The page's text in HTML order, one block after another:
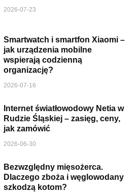
2026-07-23
Smartwatch i smartfon Xiaomi –
jak urządzenia mobilne
wspierają codzienną
organizację?
2026-07-16
Internet światłowodowy Netia w
Rudzie Śląskiej – zasięg, ceny,
jak zamówić
2026-06-30
Bezwzględny mięsożerca.
Dlaczego zboża i węglowodany
szkodzą kotom?